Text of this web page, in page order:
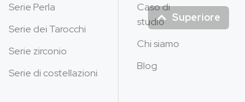
Superiore
Serie Perla
Serie dei Tarocchi
Serie zirconio
Serie di costellazioni
Caso di
studio
Chi siamo
Blog